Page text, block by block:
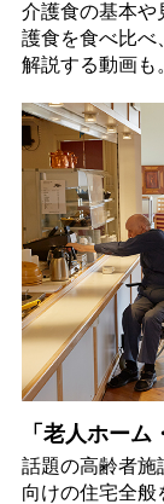
介護食の基本や
護食を食べ比べ
解説する動画も
「老人ホー
話題の高齢者施
向けの住宅全般